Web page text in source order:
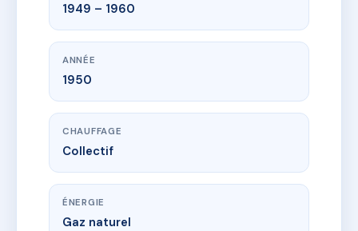
1949 – 1960
ANNÉE
1950
CHAUFFAGE
Collectif
ÉNERGIE
Gaz naturel